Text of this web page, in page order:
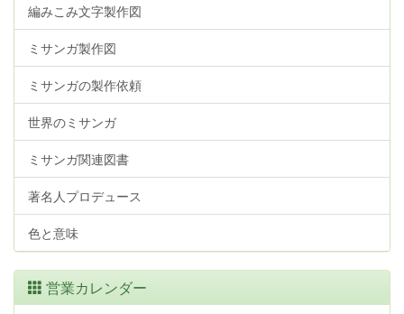
編みこみ文字製作図
ミサンガ製作図
ミサンガの製作依頼
世界のミサンガ
ミサンガ関連図書
著名人プロデュース
色と意味
営業カレンダー